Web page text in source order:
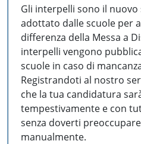
Gli interpelli sono il
adottato dalle scuole per
differenza della Messa a
interpelli vengono
scuole in caso di
Registrandoti al nostro
che la tua candidatura
tempestivamente e con
senza doverti
manualmente.